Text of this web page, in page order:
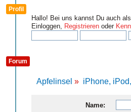
Profil
Hallo! Bei uns kannst Du auch
Einloggen, Registrieren oder
Forum
Apfelinsel » iPhone,
Name: